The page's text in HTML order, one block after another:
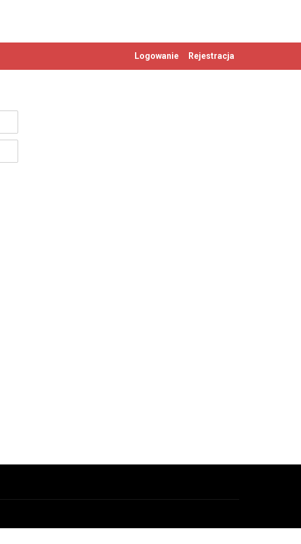
Rejestracja
Logowanie